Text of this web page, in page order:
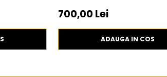
700,00 Lei
ADAUGA IN COS